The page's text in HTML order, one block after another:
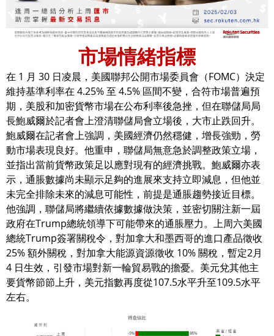
市場情緒指標
在 1 月 30 日凌晨，美國聯邦公開市場委員會（FOMC）決定
維持基準利率在 4.25% 至 4.5% 區間不變，合符市場普遍預
期，美股和加密貨幣市場在公布利率後急挫，但在聯儲局局
長鮑威爾於記者會上澄清聯儲局會立場後，大市止跌回升。
鮑威爾在記者會上強調，美國經濟仍然穩健，增長強勁，勞
動市場表現良好。他重申，聯儲局無意急於調整政策立場，
並指出當前貨幣政策足以應對現有的經濟挑戰。鮑威爾亦表
示，通脹數據尚未顯示足夠的進展來支持立即減息，但他並
未完全排除未來的減息可能性，前提是通脹趨勢接近目標。
他強調，聯儲局將繼續依據數據做決策，並密切關注新一屆
政府在Trump總統領導下可能帶來的通脹壓力。上周六美國
總統Trump簽署關稅令，對加拿大和墨西哥的進口產品徵收
25% 額外關稅，對加拿大能源資源徵收 10% 關稅，暫定2月
4 日生效，引發市場對新一輪貿易戰的擔憂。美元兌其他主
要貨幣節節上升，美元指數再度從107.5水平升至109.5水平
左右。